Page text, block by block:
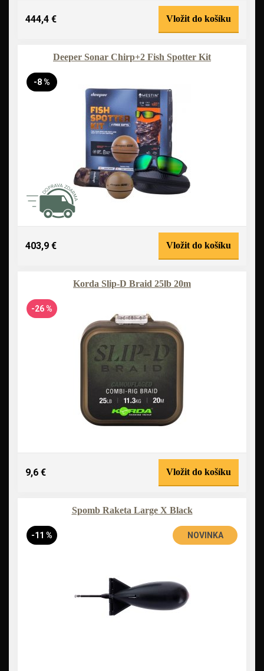
444,4 € Vložit do košíku
Deeper Sonar Chirp+2 Fish Spotter Kit
-8 %
403,9 € Vložit do košíku
Korda Slip-D Braid 25lb 20m
-26 %
9,6 € Vložit do košíku
Spomb Raketa Large X Black
-11 % NOVINKA